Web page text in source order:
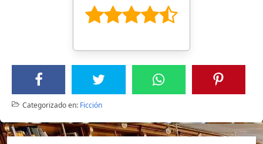
Categorizado en: Ficción